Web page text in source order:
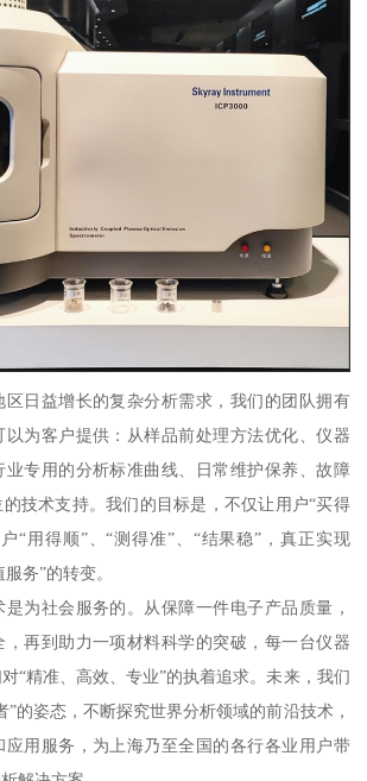
区日益增长的复杂分析需求，我们的团队拥有
为客户提供：从样品前处理方法优化、仪器
业专用的分析标准曲线、日常维护保养、故障
技术支持。我们的目标是，不仅让用户“买得
“用得顺”、“测得准”、“结果稳”，真正实现
务”的转变。
为社会服务的。从保障一件电子产品质量，
再到助力一项材料科学的突破，每一台仪器
“精准、高效、专业”的执着追求。未来，我们
”的姿态，不断探究世界分析领域的前沿技术，
用服务，为上海乃至全国的各行各业用户带